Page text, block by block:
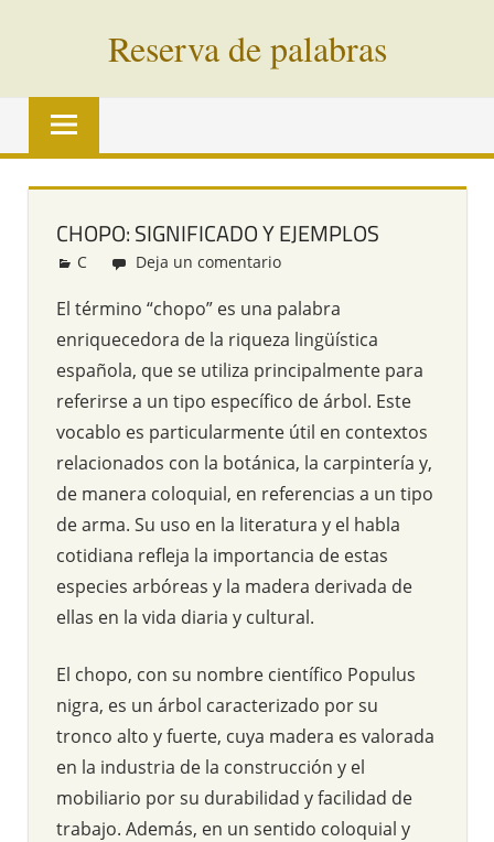
Reserva de palabras
Palabras
vías
todo
mundo
CHOPO: SIGNIFICADO Y EJEMPLOS
Redacción
C Deja un comentario
El término “chopo” es una palabra
enriquecedora de la riqueza lingüística
española, que se utiliza principalmente para
referirse a un tipo específico de árbol. Este
vocablo es particularmente útil en contextos
relacionados con la botánica, la carpintería y,
de manera coloquial, en referencias a un tipo
de arma. Su uso en la literatura y el habla
cotidiana refleja la importancia de estas
especies arbóreas y la madera derivada de
ellas en la vida diaria y cultural.
El chopo, con su nombre científico Populus
nigra, es un árbol caracterizado por su
tronco alto y fuerte, cuya madera es valorada
en la industria de la construcción y el
mobiliario por su durabilidad y facilidad de
trabajo. Además, en un sentido coloquial y